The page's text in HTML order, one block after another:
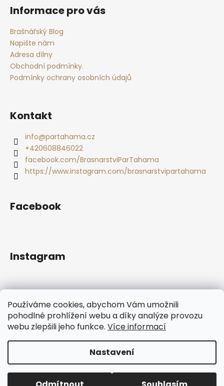
Používáme cookies, abychom Vám umožnili
pohodlné prohlížení webu a díky analýze provozu
webu zlepšili jeho funkce. Více informací
Nastavení
Informace pro vás
Brašnářský Blog
Napište nám
Adresa dílny
Obchodní podmínky.
Podmínky ochrany osobních údajů
Kontakt
info@partahama.cz
+420608846022
facebook.com/BrasnarstviParTahama
https://www.instagram.com/brasnarstvipartahama
Facebook
Instagram
Copyright 2026Brašnářství PárTahama. Všechna práva